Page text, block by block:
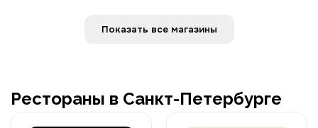
Показать все магазины
Рестораны в Санкт-Петербурге